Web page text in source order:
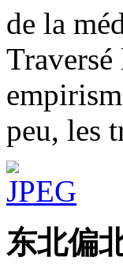
de la
peu, les
东北偏